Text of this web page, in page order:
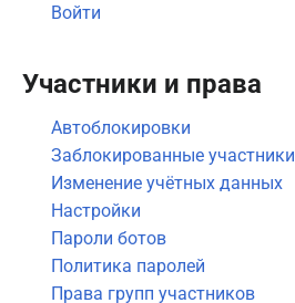
Войти
Участники и права
Автоблокировки
Заблокированные участники
Изменение учётных данных
Настройки
Пароли ботов
Политика паролей
Права групп участников